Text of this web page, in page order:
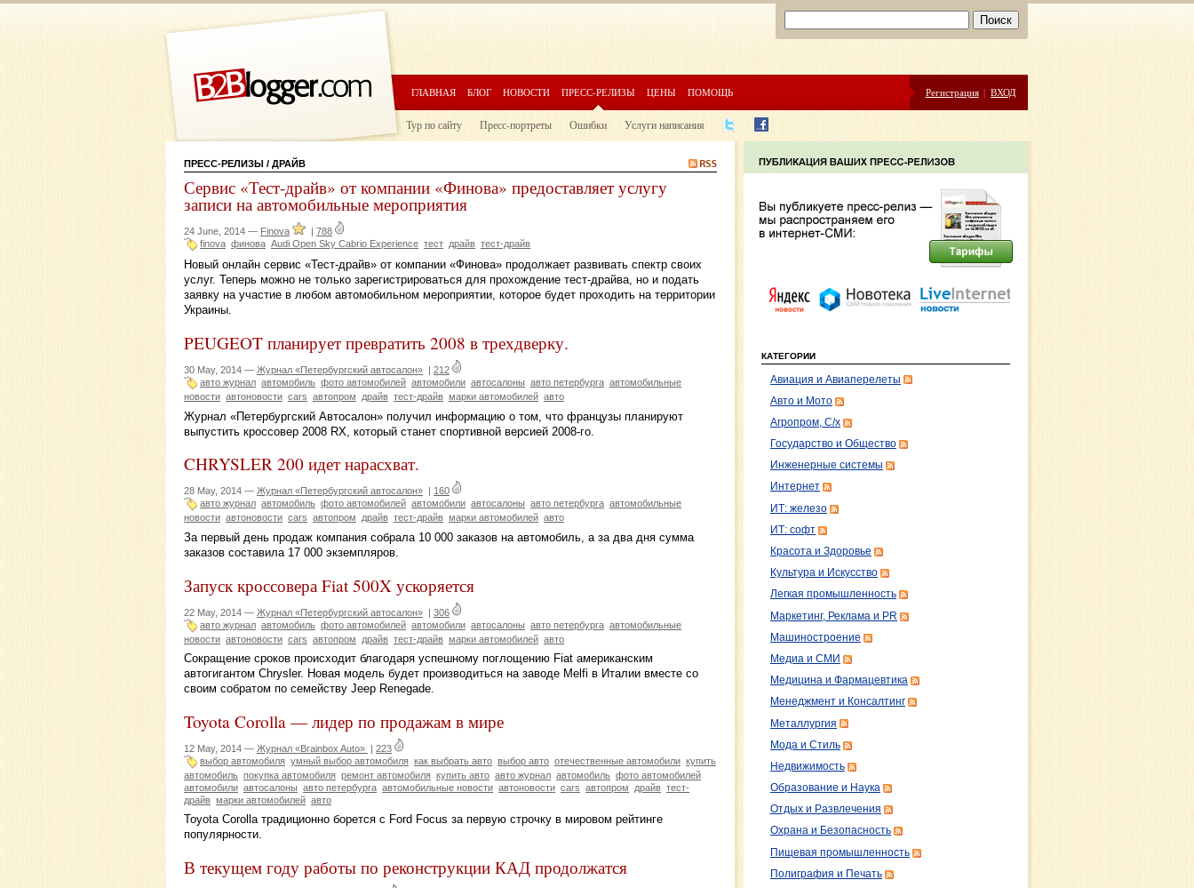
ГЛАВНАЯ БЛОГ НОВОСТИ ПРЕСС-РЕЛИЗЫ ЦЕНЫ ПОМОЩЬ Регистрация | ВХОД
Тур по сайту Пресс-портреты Ошибки Услуги написания
ПРЕСС-РЕЛИЗЫ / ДРАЙВ
Сервис «Тест-драйв» от компании «Финова» предоставляет услугу
записи на автомобильные мероприятия
24 June, 2014 — Finova | 788
finova финова Audi Open Sky Cabrio Experience тест драйв тест-драйв
Новый онлайн сервис «Тест-драйв» от компании «Финова» продолжает развивать спектр своих
услуг. Теперь можно не только зарегистрироваться для прохождение тест-драйва, но и подать
заявку на участие в любом автомобильном мероприятии, которое будет проходить на территории
Украины.
PEUGEOT планирует превратить 2008 в трехдверку.
30 May, 2014 — Журнал «Петербургский автосалон» | 212
авто журнал автомобиль фото автомобилей автомобили автосалоны авто петербурга автомобильные
новости автоновости cars автопром драйв тест-драйв марки автомобилей авто
Журнал «Петербургский Автосалон» получил информацию о том, что французы планируют
выпустить кроссовер 2008 RX, который станет спортивной версией 2008-го.
CHRYSLER 200 идет нарасхват.
28 May, 2014 — Журнал «Петербургский автосалон»
160
авто журнал автомобиль фото автомобилей автомобили автосалоны авто петербурга автомобильные
новости автоновости cars автопром драйв тест-драйв марки автомобилей авто
За первый день продаж компания собрала 10 000 заказов на автомобиль, а за два дня сумма
заказов составила 17 000 экземпляров.
Запуск кроссовера Fiat 500X ускоряется
22 May, 2014 — Журнал «Петербургский автосалон» | 306
авто журнал автомобиль фото автомобилей автомобили автосалоны авто петербурга автомобильные
новости автоновости cars автопром драйв тест-драйв марки автомобилей авто
Сокращение сроков происходит благодаря успешному поглощению Fiat американским
автогигантом Chrysler. Новая модель будет производиться на заводе Melfi в Италии вместе со
своим собратом по семейству Jeep Renegade.
Toyota Corolla — лидер по продажам в мире
12 May, 2014 — Журнал «Brainbox Auto» | 223
выбор автомобиля умный выбор автомобиля как выбрать авто выбор авто отечественные автомобили купить
автомобиль покупка автомобиля ремонт автомобиля купить авто авто журнал автомобиль фото автомобилей
автомобили автосалоны авто петербурга автомобильные новости автоновости cars автопром драйв тест-
драйв марки автомобилей авто
Toyota Corolla традиционно борется с Ford Focus за первую строчку в мировом рейтинге
популярности.
В текущем году работы по реконструкции КАД продолжатся
КАТЕГОРИИ
Авиация и Авиаперелеты
Авто и Мото
Агропром, С/х
Государство и Общество
Инженерные системы
Интернет
ИТ: железо
ИТ: софт
Красота и Здоровье
Культура и Искусство
Легкая промышленность
Маркетинг, Реклама и PR
Машиностроение
Медиа и СМИ
Медицина и Фармацевтика
Менеджмент и Консалтинг
Металлургия
Мода и Стиль
Недвижимость
Образование и Наука
Отдых и Развлечения
Охрана и Безопасность
Пищевая промышленность
Полиграфия и Печать